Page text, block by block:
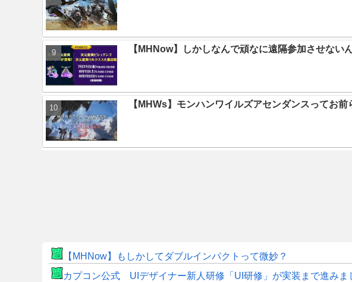
【MHNow】しかしなんで頑なに遠隔参加させない
【MHWs】モンハンワイルズアセンダンスってお
【MHNow】もしかしてダブルインパクトって微妙？
カプコン公式 UIデザイナー新人研修「UI研修」が実装まで進みま